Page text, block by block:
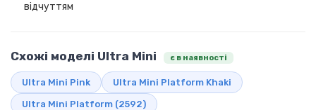
відчуттям
Схожі моделі Ultra Mini є в наявності
Ultra Mini Pink Ultra Mini Platform Khaki
Ultra Mini Platform (2592)